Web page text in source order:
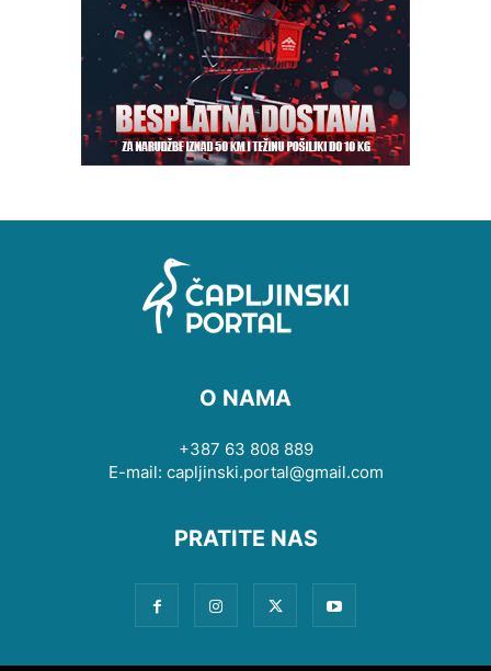
O NAMA
+387 63 808 889
E-mail: capljinski.portal@gmail.com
PRATITE NAS